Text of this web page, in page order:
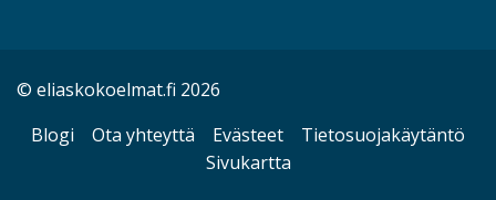
© eliaskokoelmat.fi 2026
Blogi
Ota yhteyttä Evästeet
Tietosuojakäytäntö
Sivukartta